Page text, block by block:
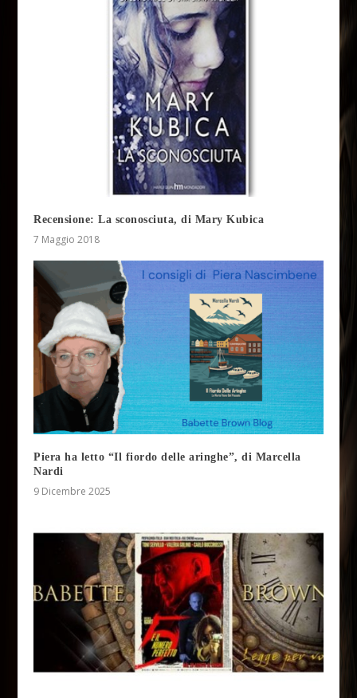
Recensione: La sconosciuta, di Mary Kubica
7 Maggio 2018
Piera ha letto “Il fiordo delle aringhe”, di Marcella
Nardi
9 Dicembre 2025